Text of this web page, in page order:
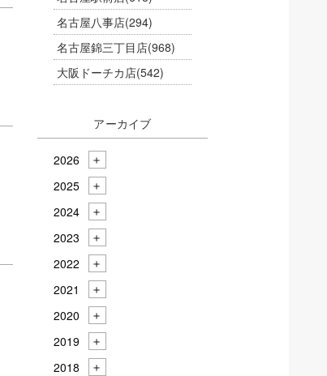
名古屋八事店(294)
名古屋錦三丁目店(968)
大阪ドーチカ店(542)
アーカイブ
2026
2025
2024
2023
2022
2021
2020
2019
2018